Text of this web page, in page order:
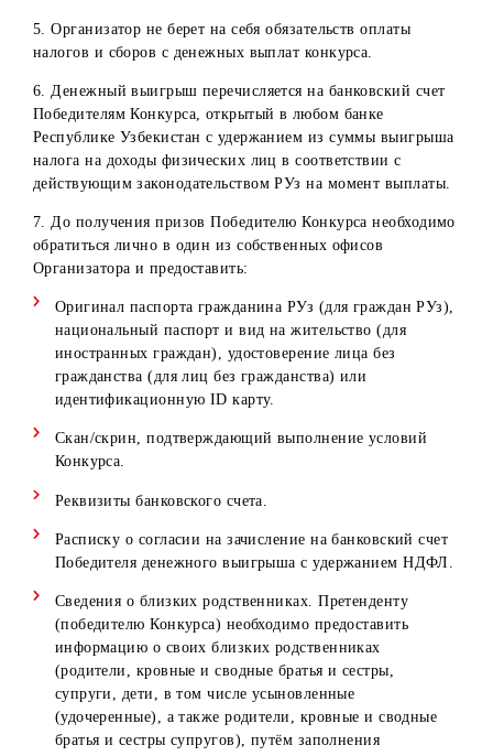
Физические лица, заключившие с Организатором
договора ГПХ, а также их близкие родственники;
Коммерческие представители Организатора и их
работники (дилеры, поверенные дилеров, операторы
др.) и их близкие родственники.
В случае, если победитель претендует на приз Конкурса,
но входит в категорию вышеуказанных лиц, приз
победителя не проводится.
3. Организатор обязуется в течение 30 (тридцати)
дней со дня документального оформления денежного
выигрыша выплатить Победителям Конкурса денежные
средства в размере выигрыша.
4. Победители Конкурса обязаны в течение 30
рабочих дней со дня определения победителей
предоставить все необходимые документы (см. п. 7) для
оформления выигрыша. Победители Конкурса должны
указанных в пункте 7.
5. Организатор не берет на себя обязательств оплаты
налогов и сборов с денежных выплат конкурса.
6. Денежный выигрыш перечисляется на банковский
Победителям Конкурса, открытый в любом банке